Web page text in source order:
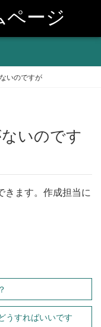
ページ
いのですが
きます。作成担当に
うすればいいです